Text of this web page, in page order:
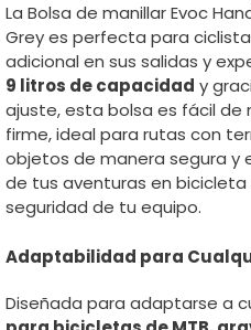
La Bolsa de manillar Evoc
Grey es perfecta para
adicional en sus salidas y
9 litros de capacidad y
ajuste, esta bolsa es fácil de
firme, ideal para rutas con
objetos de manera segura y
de tus aventuras en
seguridad de tu equipo.
Adaptabilidad para
Diseñada para adaptarse a